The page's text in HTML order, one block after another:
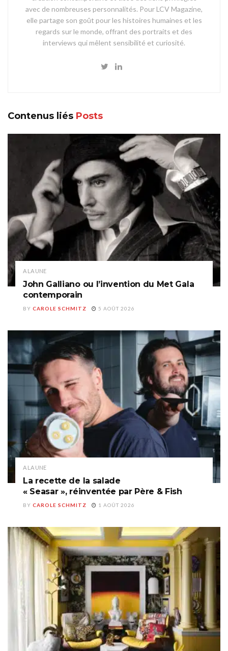
avec de nombreuses personnalités. Pour LCV Magazine,
elle partage son goût pour les histoires humaines et les
regards sur le monde, offrant des portraits et des
interviews qui mêlent sensibilité et curiosité.
Contenus liés Posts
A LA UNE
John Galliano ou l’invention du Met Gala
contemporain
BY CAROLE SCHMITZ 5 AOÛT 2026
A LA UNE
La recette de la salade
« Seasar », réinventée par Père & Fish
BY CAROLE SCHMITZ 1 AOÛT 2026